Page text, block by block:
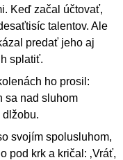
Keď začal účtovať,
talentov. Ale
predať jeho aj
splatiť.
ho prosil:
sa nad sluhom
svojím spolusluhom,
pod krk a kričal: ‚Vráť,